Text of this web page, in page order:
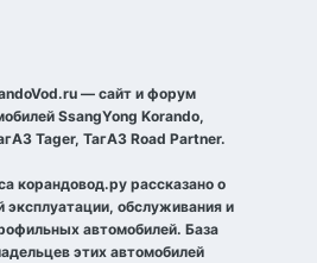
— сайт и форум
SsangYong Korando,
Tager, ТагАЗ Road Partner.
корандовод.ру рассказано о
эксплуатации, обслуживания и
автомобилей. База
этих автомобилей